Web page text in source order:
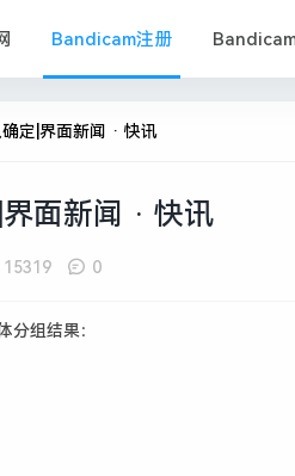
Bandicam注册
定|界面新闻 · 快讯
面新闻 · 快讯
15319 0
分组结果：